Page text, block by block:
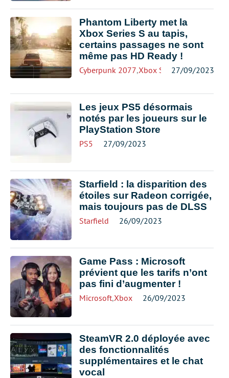
Phantom Liberty met la
Xbox Series S au tapis,
certains passages ne sont
même pas HD Ready !
Cyberpunk 2077,Xbox Series27/09/2023
Les jeux PS5 désormais
notés par les joueurs sur le
PlayStation Store
PS5 27/09/2023
Starfield : la disparition des
étoiles sur Radeon corrigée,
mais toujours pas de DLSS
Starfield 26/09/2023
Game Pass : Microsoft
prévient que les tarifs n’ont
pas fini d’augmenter !
Microsoft,Xbox 26/09/2023
SteamVR 2.0 déployée avec
des fonctionnalités
supplémentaires et le chat
vocal